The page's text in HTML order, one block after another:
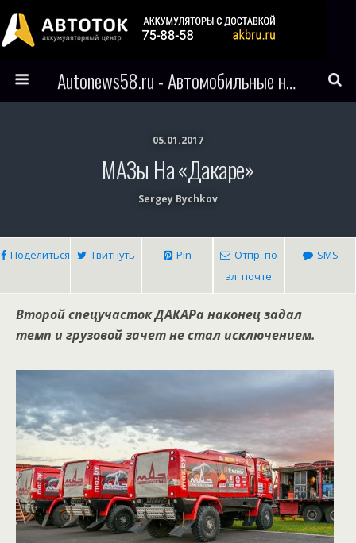
Autonews58.ru - Автомобильные новости Пензы и всего мира
05.01.2017
МАЗы На «Дакаре»
Sergey Bychkov
Поделиться Твитнуть Pin
Отпр. по
эл. почте
SMS
Второй спецучасток ДАКАРа наконец задал
темп и грузовой зачет не стал исключением.